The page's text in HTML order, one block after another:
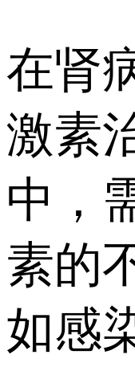
在肾
激素
中，
素的
如感